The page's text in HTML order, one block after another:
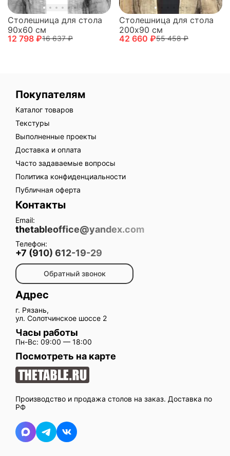
Столешница для стола
90х60 см
12 798 ₽16 637 ₽
Столешница для стола
200х90 см
42 660 ₽55 458 ₽
Производство и продажа столов на заказ. Доставка по
РФ
Покупателям
Каталог товаров
Текстуры
Выполненные проекты
Доставка и оплата
Часто задаваемые вопросы
Политика конфиденциальности
Публичная оферта
Контакты
Email:
thetableoffice@yandex.com
Телефон:
+7 (910) 612-19-29
Обратный звонок
Адрес
г. Рязань,
ул. Солотчинское шоссе 2
Часы работы
Пн-Вс: 09:00 — 18:00
Посмотреть на карте